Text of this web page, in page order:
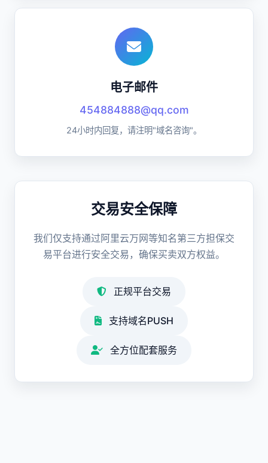
电子邮件
454884888@qq.com
24小时内回复，请注明"域名咨询"。
交易安全保障
我们仅支持通过阿里云万网等知名第三方担保交
易平台进行安全交易，确保买卖双方权益。
正规平台交易
支持域名PUSH
全方位配套服务